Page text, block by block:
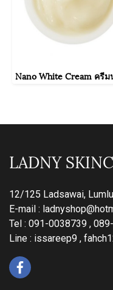
LADNY
12/125 Ladsawai,
E-mail :
Tel : 091-0038739 ,
Line : issareep9 ,